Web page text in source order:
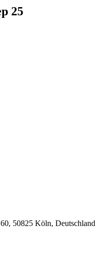
25
50825 Köln, Deutschland